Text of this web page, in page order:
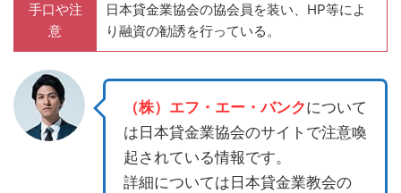
手口や注
意
日本貸金業協会の協会員を装い、HP等によ
り融資の勧誘を行っている。
（株）エフ・エー・バンクについて
は日本貸金業協会のサイトで注意喚
起されている情報です。
詳細については日本貸金業教会の